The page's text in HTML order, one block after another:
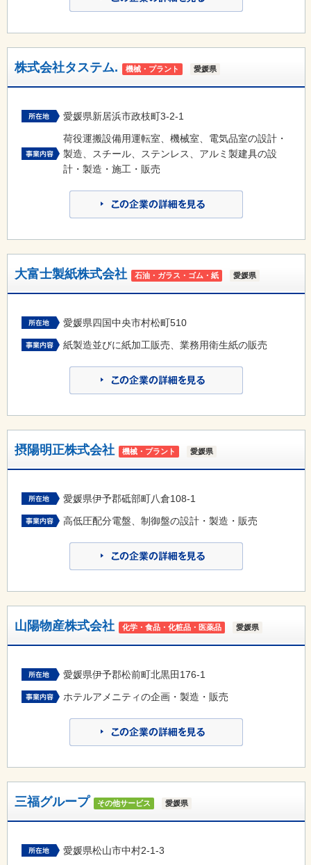
株式会社タステム. 機械・プラント 愛媛県
愛媛県新居浜市政枝町3-2-1
荷役運搬設備用運転室、機械室、電気品室の設計・
製造、スチール、ステンレス、アルミ製建具の設
計・製造・施工・販売
大富士製紙株式会社 石油・ガラス・ゴム・紙 愛媛県
愛媛県四国中央市村松町510
紙製造並びに紙加工販売、業務用衛生紙の販売
摂陽明正株式会社 機械・プラント 愛媛県
愛媛県伊予郡砥部町八倉108-1
高低圧配分電盤、制御盤の設計・製造・販売
山陽物産株式会社 化学・食品・化粧品・医薬品 愛媛県
愛媛県伊予郡松前町北黒田176-1
ホテルアメニティの企画・製造・販売
三福グループ その他サービス 愛媛県
愛媛県松山市中村2-1-3